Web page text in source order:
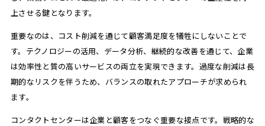
上させる鍵となります。
重要なのは、コスト削減を通じて顧客満足度を犠牲にしないことで
す。テクノロジーの活用、データ分析、継続的な改善を通じて、企業
は効率性と質の高いサービスの両立を実現できます。過度な削減は長
期的なリスクを伴うため、バランスの取れたアプローチが求められ
ます。
コンタクトセンターは企業と顧客をつなぐ重要な接点です。戦略的な